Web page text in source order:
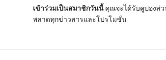
เข้าร่วมเป็นสมาชิกวันนี้ คุณจะได้รับคูปองส่
พลาดทุกข่าวสารและโปรโมชั่น